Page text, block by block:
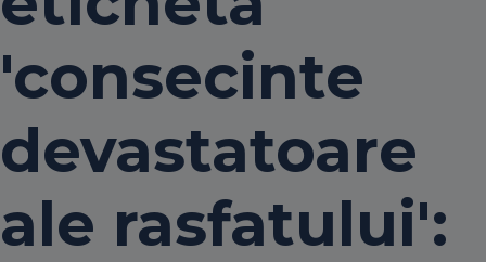
'consecinte
devastatoare
ale rasfatului':